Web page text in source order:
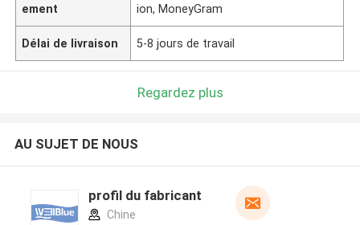
ement
ion, MoneyGram
Délai de livraison 5-8 jours de travail
Regardez plus
AU SUJET DE NOUS
profil du fabricant
Chine